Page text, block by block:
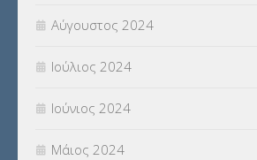
Αύγουστος 2024
Ιούλιος 2024
Ιούνιος 2024
Μάιος 2024